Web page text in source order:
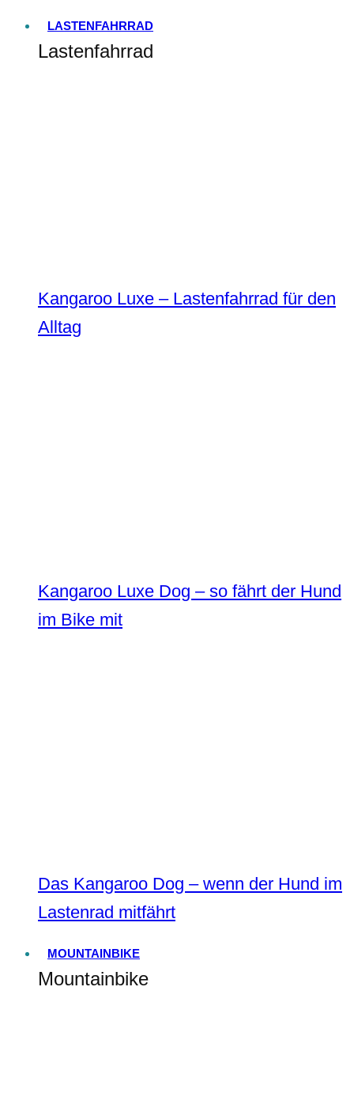
LASTENFAHRRAD
Lastenfahrrad
Kangaroo Luxe – Lastenfahrrad für den
Alltag
Kangaroo Luxe Dog – so fährt der Hund
im Bike mit
Das Kangaroo Dog – wenn der Hund im
Lastenrad mitfährt
MOUNTAINBIKE
Mountainbike